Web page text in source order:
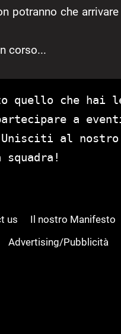
potranno che
corso...
quello che hai
a
Unisciti al
us Il nostro Manifesto
Advertising/Pubblicità